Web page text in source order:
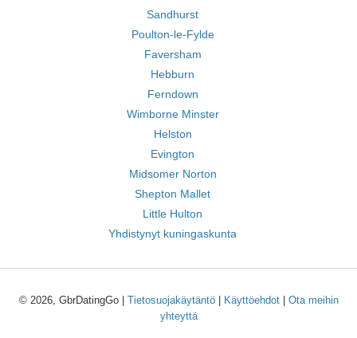
Sandhurst
Poulton-le-Fylde
Faversham
Hebburn
Ferndown
Wimborne Minster
Helston
Evington
Midsomer Norton
Shepton Mallet
Little Hulton
Yhdistynyt kuningaskunta
© 2026, GbrDatingGo | Tietosuojakäytäntö| Käyttöehdot| Ota meihin
yhteyttä